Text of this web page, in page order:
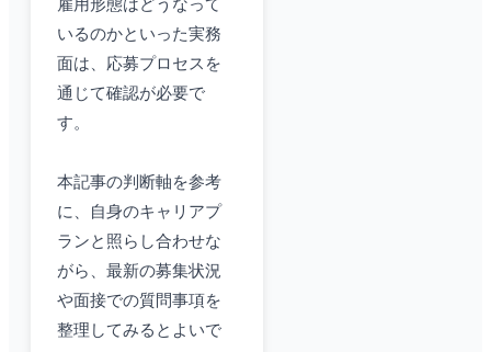
雇用形態はどうなって
いるのかといった実務
面は、応募プロセスを
通じて確認が必要で
す。
本記事の判断軸を参考
に、自身のキャリアプ
ランと照らし合わせな
がら、最新の募集状況
や面接での質問事項を
整理してみるとよいで